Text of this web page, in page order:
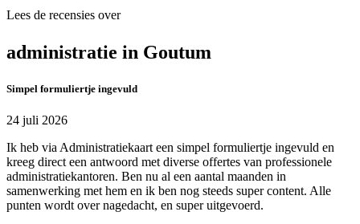
Lees de recensies over
administratie in Goutum
Simpel formuliertje ingevuld
24 juli 2026
Ik heb via Administratiekaart een simpel formuliertje ingevuld en
kreeg direct een antwoord met diverse offertes van professionele
administratiekantoren. Ben nu al een aantal maanden in
samenwerking met hem en ik ben nog steeds super content. Alle
punten wordt over nagedacht, en super uitgevoerd.